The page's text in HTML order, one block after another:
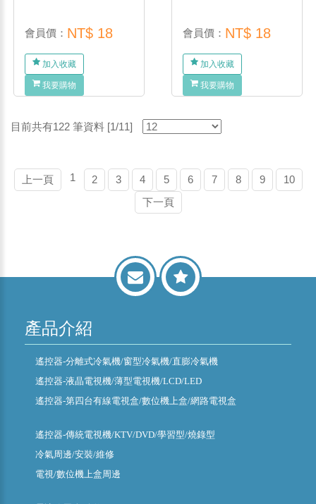
會員價： NT$ 18
加入收藏
我要購物
會員價： NT$ 18
加入收藏
我要購物
目前共有122 筆資料 [1/11]
上一頁 1 2 3 4 5 6 7 8 9
10
下一頁
產品介紹
遙控器-分離式冷氣機/窗型冷氣機/直膨冷氣機
遙控器-液晶電視機/薄型電視機/LCD/LED
遙控器-第四台有線電視盒/數位機上盒/網路電視盒
遙控器-傳統電視機/KTV/DVD/學習型/燒錄型
冷氣周邊/安裝/維修
電視/數位機上盒周邊